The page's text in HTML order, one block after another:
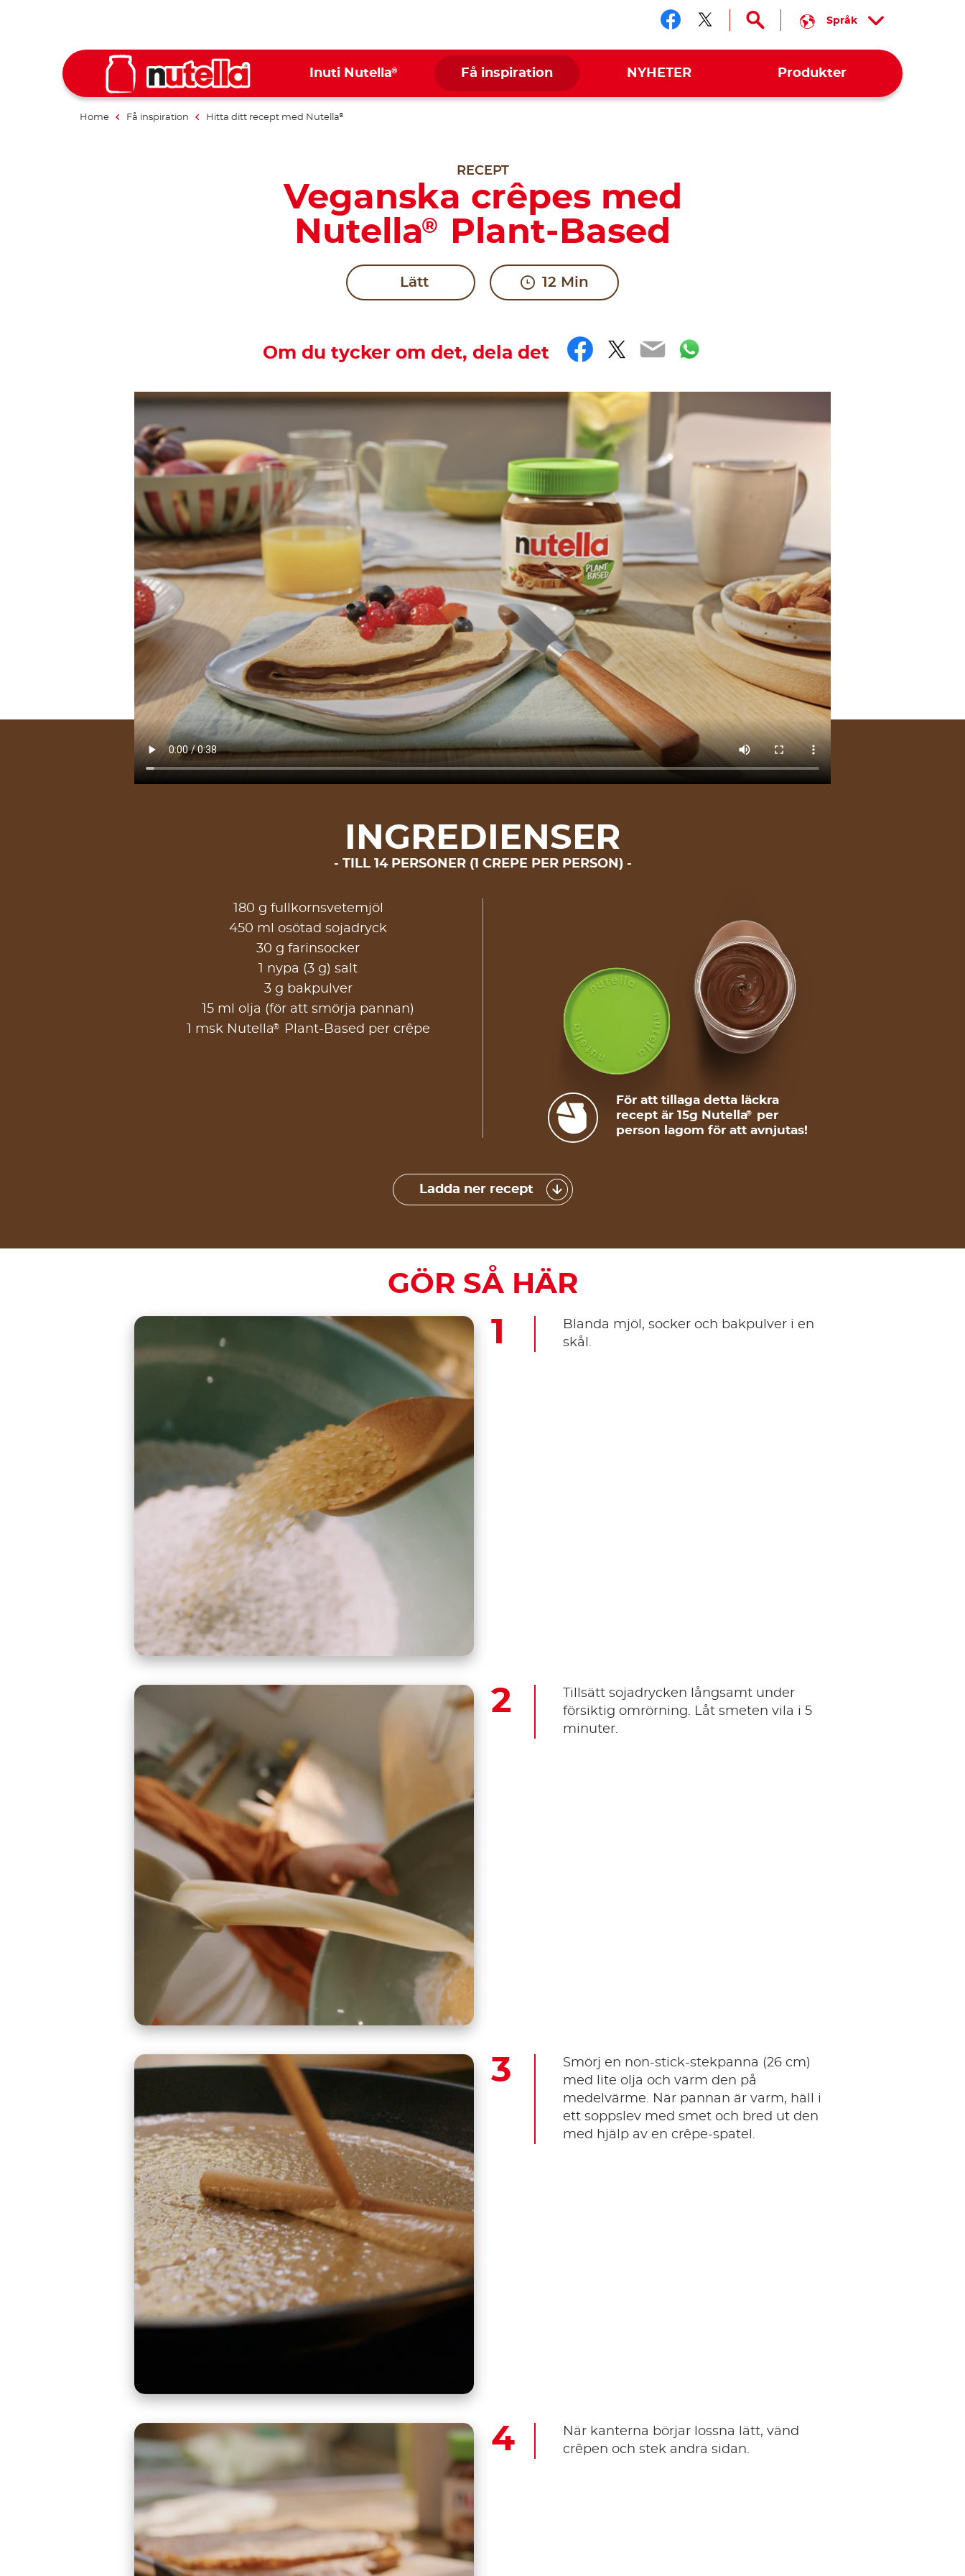
Följ oss facebook
Följ oss twitter
Språk
Inuti Nutella® Få inspiration NYHETER Produkter
Home Få inspiration Hitta ditt recept med Nutella®
RECEPT
Veganska crêpes med
Nutella® Plant-Based
Lätt 12 Min
Om du tycker om det, dela det Facebook
Twitter
EmailWhatsApp
INGREDIENSER
TILL 14 PERSONER (1 CREPE PER PERSON)
180 g fullkornsvetemjöl
450 ml osötad sojadryck
30 g farinsocker
1 nypa (3 g) salt
3 g bakpulver
15 ml olja (för att smörja pannan)
1 msk Nutella® Plant-Based per crêpe
För att tillaga detta läckra
recept är 15g Nutella®
per
person lagom för att avnjutas!
Ladda ner recept
GÖR SÅ HÄR
Blanda mjöl, socker och bakpulver i en
skål.
Tillsätt sojadrycken långsamt under
försiktig omrörning. Låt smeten vila i 5
minuter.
Smörj en non-stick-stekpanna (26 cm)
med lite olja och värm den på
medelvärme. När pannan är varm, häll i
ett soppslev med smet och bred ut den
med hjälp av en crêpe-spatel.
När kanterna börjar lossna lätt, vänd
crêpen och stek andra sidan.